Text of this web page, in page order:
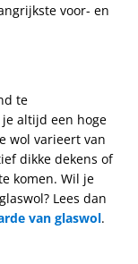
voor- en
te
altijd een hoge
wol varieert van
dikke dekens of
komen. Wil je
Lees dan
van glaswol.